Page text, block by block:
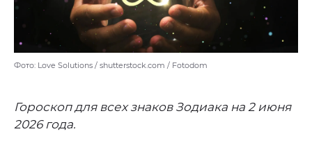
Фото: Love Solutions / shutterstock.com / Fotodom
Гороскоп для всех знаков Зодиака на 2 июня
2026 года.